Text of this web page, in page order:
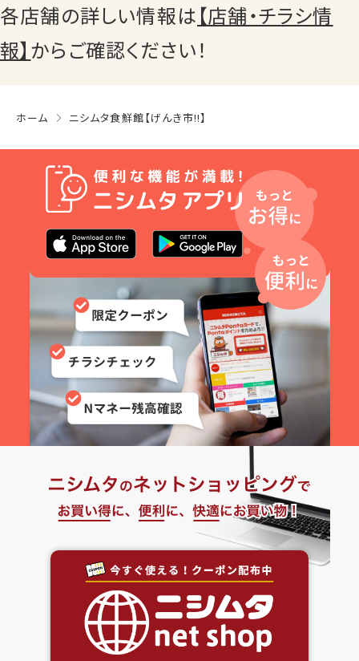
各店舗の詳しい情報は 【店舗・チラシ情
報】 からご確認ください！
ホーム ニシムタ食鮮館【げんき市!!】